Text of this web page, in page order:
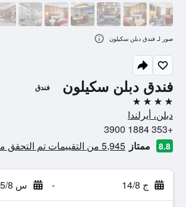
فندق دبلن سكيلون فندق
4 نجوم
دبلن، أيرلندا
+353 1884 3900
8.8 ممتاز 5,945 من التقييمات تم التحقق منها
ج 14/8 - س 15/8
صور لـ فندق دبلن سكيلون